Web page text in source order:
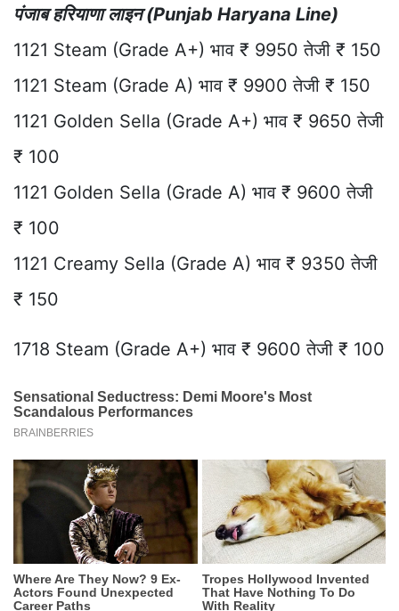
पंजाब हरियाणा लाइन (Punjab Haryana Line)
1121 Steam (Grade A+) भाव ₹ 9950 तेजी ₹ 150
1121 Steam (Grade A) भाव ₹ 9900 तेजी ₹ 150
1121 Golden Sella (Grade A+) भाव ₹ 9650 तेजी
₹ 100
1121 Golden Sella (Grade A) भाव ₹ 9600 तेजी
₹ 100
1121 Creamy Sella (Grade A) भाव ₹ 9350 तेजी
₹ 150
1718 Steam (Grade A+) भाव ₹ 9600 तेजी ₹ 100